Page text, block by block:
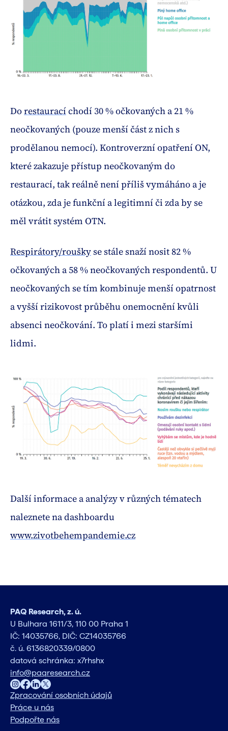
Dorestaurací chodí 30 % očkovaných a 21 %
neočkovaných (pouze menší část z nich s
prodělanou nemocí). Kontroverzní opatření ON,
které zakazuje přístup neočkovaným do
restaurací, tak reálně není příliš vymáháno a je
otázkou, zda je funkční a legitimní či zda by se
měl vrátit systém OTN.
Respirátory/rouškyse stále snaží nosit 82 %
očkovaných a 58 % neočkovaných respondentů. U
neočkovaných se tím kombinuje menší opatrnost
a vyšší rizikovost průběhu onemocnění kvůli
absenci neočkování. To platí i mezi staršími
lidmi.
Další informace a analýzy v různých tématech
naleznete na dashboardu
www.zivotbehempandemie.cz
PAQ Research, z. ú.
U Bulhara 1611/3, 110 00 Praha 1
IČ: 14035766, DIČ: CZ14035766
č. ú. 6136820339/0800
datová schránka: x7rhshx
info@paqresearch.cz
Zpracování osobních údajů
Práce u nás
Podpořte nás